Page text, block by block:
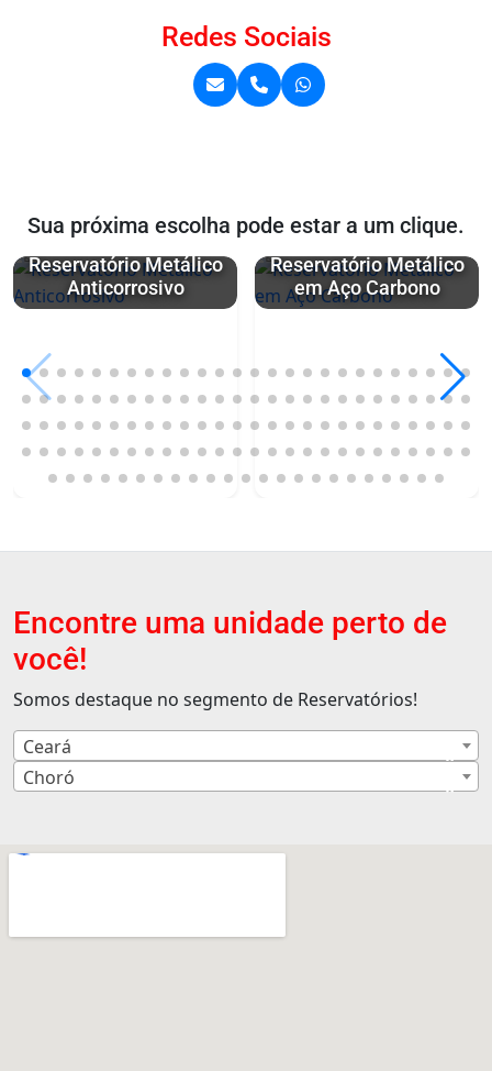
Redes Sociais
Sua próxima escolha pode estar a um clique.
Reservatório Metálico
Anticorrosivo
Reservatório Metálico
em Aço Carbono
Encontre uma unidade perto de
você!
Somos destaque no segmento de Reservatórios!
×
Ceará
×
Choró